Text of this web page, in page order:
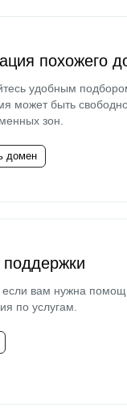
похожего
удобным
может быть
зон.
домен
вам нужна
по услугам.